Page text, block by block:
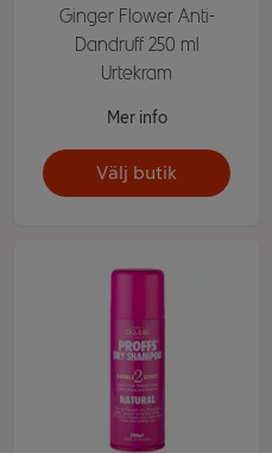
Ginger Flower Anti-
Dandruff 250 ml
Urtekram
Mer info
Välj butik